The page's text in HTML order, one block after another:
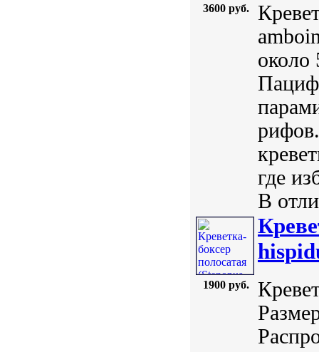
3600 руб.
около
где
В
1900 руб.